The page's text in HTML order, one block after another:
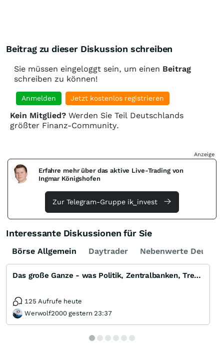
Beitrag zu dieser Diskussion schreiben
Sie müssen eingeloggt sein, um einen Beitrag
schreiben zu können!
Anmelden Jetzt kostenlos registrieren
Kein Mitglied? Werden Sie Teil Deutschlands
größter Finanz-Community.
Anzeige
Erfahre mehr über das aktive Live-Trading von
Ingmar Königshofen
Zur Telegram-Gruppe ik_invest
Interessante Diskussionen für Sie
Börse Allgemein Daytrader Nebenwerte
Das große Ganze - was Politik, Zentralbanken, Trends, Medien und Gesellschaft mit Aktien, Rohstoffen
125 Aufrufe heute
Werwolf2000 gestern 23:37